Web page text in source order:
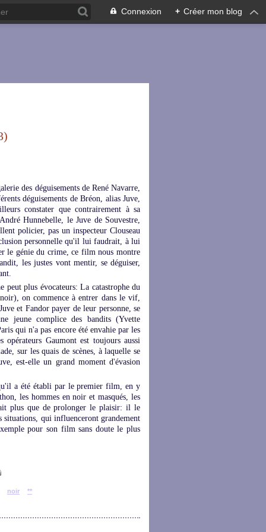
Connexion + Créer mon blog
des déguisements de René Navarre,
déguisements de Bréon, alias Juve,
constater que contrairement à sa
Hunnebelle, le Juve de Souvestre,
policier, pas un inspecteur Clouseau
personnelle qu'il lui faudrait, à lui
le génie du crime, ce film nous montre
les justes vont mentir, se déguiser,
plus évocateurs: La catastrophe du
on commence à entrer dans le vif,
et Fandor payer de leur personne, se
jeune complice des bandits (Yvette
qui n'a pas encore été envahie par les
opérateurs Gaumont est toujours aussi
sur les quais de scènes, à laquelle se
est-elle un grand moment d'évasion
a été établi par le premier film, en y
les hommes en noir et masqués, les
plus que de prolonger le plaisir: il le
situations, qui influenceront grandement
pour son film sans doute le plus
noir **